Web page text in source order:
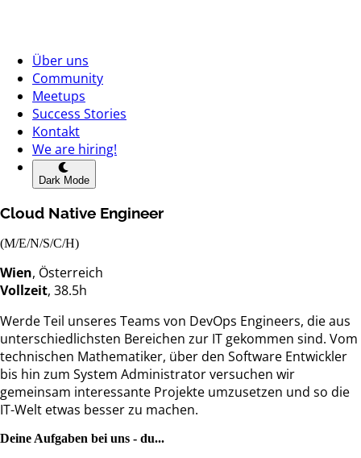
Über uns
Community
Meetups
Success Stories
Kontakt
We are hiring!
Dark Mode
Cloud Native Engineer
(M/E/N/S/C/H)
Wien, Österreich
Vollzeit, 38.5h
Werde Teil unseres Teams von DevOps Engineers, die aus
unterschiedlichsten Bereichen zur IT gekommen sind. Vom
technischen Mathematiker, über den Software Entwickler
bis hin zum System Administrator versuchen wir
gemeinsam interessante Projekte umzusetzen und so die
IT-Welt etwas besser zu machen.
Deine Aufgaben bei uns - du...